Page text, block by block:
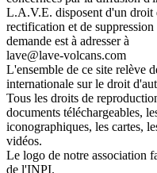
L.A.V.E. disposent d'un droit
rectification et de
demande est à adresser à
lave@lave-volcans.com
L'ensemble de ce site relève
internationale sur le droit
Tous les droits de
documents téléchargeables,
iconographiques, les cartes,
vidéos.
Le logo de notre association
de l'INPI.